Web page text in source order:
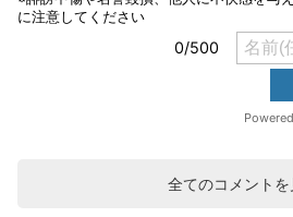
全てのコメントを